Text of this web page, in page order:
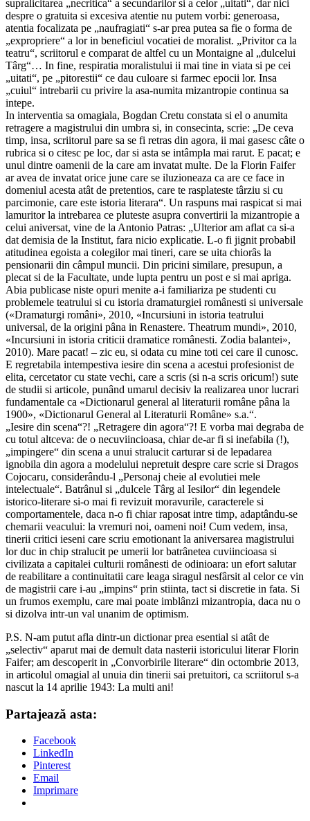
supralicitarea „necritica“ a secundarilor si a celor „uitati“, dar nici
despre o gratuita si excesiva atentie nu putem vorbi: generoasa,
atentia focalizata pe „naufragiati“ s-ar prea putea sa fie o forma de
„expropriere“ a lor in beneficiul vocatiei de moralist. „Privitor ca la
teatru“, scriitorul e comparat de altfel cu un Montaigne al „dulcelui
Târg“… In fine, respiratia moralistului ii mai tine in viata si pe cei
„uitati“, pe „pitorestii“ ce dau culoare si farmec epocii lor. Insa
„cuiul“ intrebarii cu privire la asa-numita mizantropie continua sa
intepe.
In interventia sa omagiala, Bogdan Cretu constata si el o anumita
retragere a magistrului din umbra si, in consecinta, scrie: „De ceva
timp, insa, scriitorul pare sa se fi retras din agora, ii mai gasesc câte o
rubrica si o citesc pe loc, dar si asta se intâmpla mai rarut. E pacat; e
unul dintre oamenii de la care am invatat multe. De la Florin Faifer
ar avea de invatat orice june care se iluzioneaza ca are ce face in
domeniul acesta atât de pretentios, care te rasplateste târziu si cu
parcimonie, care este istoria literara“. Un raspuns mai raspicat si mai
lamuritor la intrebarea ce pluteste asupra convertirii la mizantropie a
celui aniversat, vine de la Antonio Patras: „Ulterior am aflat ca si-a
dat demisia de la Institut, fara nicio explicatie. L-o fi jignit probabil
atitudinea egoista a colegilor mai tineri, care se uita chiorâs la
pensionarii din câmpul muncii. Din pricini similare, presupun, a
plecat si de la Facultate, unde lupta pentru un post e si mai apriga.
Abia publicase niste opuri menite a-i familiariza pe studenti cu
problemele teatrului si cu istoria dramaturgiei românesti si universale
(«Dramaturgi români», 2010, «Incursiuni in istoria teatrului
universal, de la origini pâna in Renastere. Theatrum mundi», 2010,
«Incursiuni in istoria criticii dramatice românesti. Zodia balantei»,
2010). Mare pacat! – zic eu, si odata cu mine toti cei care il cunosc.
E regretabila intempestiva iesire din scena a acestui profesionist de
elita, cercetator cu state vechi, care a scris (si n-a scris oricum!) sute
de studii si articole, punând umarul decisiv la realizarea unor lucrari
fundamentale ca «Dictionarul general al literaturii române pâna la
1900», «Dictionarul General al Literaturii Române» s.a.“.
„Iesire din scena“?! „Retragere din agora“?! E vorba mai degraba de
cu totul altceva: de o necuviincioasa, chiar de-ar fi si inefabila (!),
„impingere“ din scena a unui stralucit carturar si de lepadarea
ignobila din agora a modelului nepretuit despre care scrie si Dragos
Cojocaru, considerându-l „Personaj cheie al evolutiei mele
intelectuale“. Batrânul si „dulcele Târg al Iesilor“ din legendele
istorico-literare si-o mai fi revizuit moravurile, caracterele si
comportamentele, daca n-o fi chiar raposat intre timp, adaptându-se
chemarii veacului: la vremuri noi, oameni noi! Cum vedem, insa,
tinerii critici ieseni care scriu emotionant la aniversarea magistrului
lor duc in chip stralucit pe umerii lor batrânetea cuviincioasa si
civilizata a capitalei culturii românesti de odinioara: un efort salutar
de reabilitare a continuitatii care leaga siragul nesfârsit al celor ce vin
de magistrii care i-au „impins“ prin stiinta, tact si discretie in fata. Si
un frumos exemplu, care mai poate imblânzi mizantropia, daca nu o
si dizolva intr-un val unanim de optimism.
P.S. N-am putut afla dintr-un dictionar prea esential si atât de
„selectiv“ aparut mai de demult data nasterii istoricului literar Florin
Faifer; am descoperit in „Convorbirile literare“ din octombrie 2013,
in articolul omagial al unuia din tinerii sai pretuitori, ca scriitorul s-a
nascut la 14 aprilie 1943: La multi ani!
Partajează asta:
Facebook
LinkedIn
Pinterest
Email
Imprimare